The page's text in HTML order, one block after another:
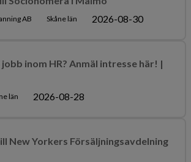
AB Skåne län 2026-08-30
inom HR? Anmäl intresse här! |
län 2026-08-28
New Yorkers Försäljningsavdelning